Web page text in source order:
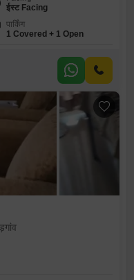
ईस्ट Facing
पार्किंग
1 Covered + 1 Open